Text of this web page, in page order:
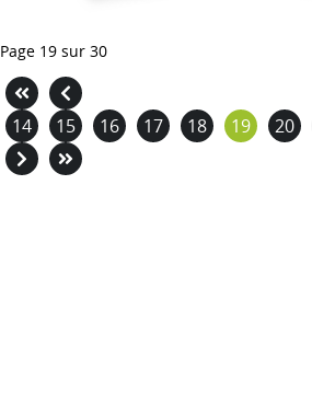
Page 19 sur 30
14 15 16 17 18 19 20